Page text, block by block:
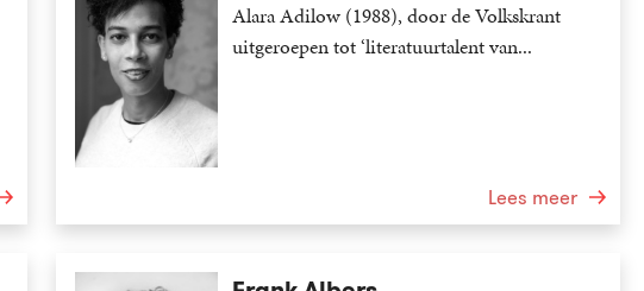
Voornaam (A-Z)
Alara Adilow (1988), door de Volkskrant
uitgeroepen tot ‘literatuurtalent van...
Lees meer